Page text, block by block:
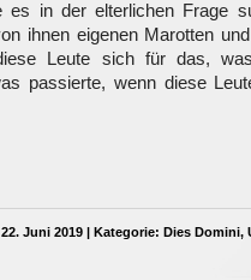
es in der elterlichen Frage
ihnen eigenen Marotten
diese Leute sich für das,
passierte, wenn diese
Juni 2019 | Kategorie: Dies Domini,